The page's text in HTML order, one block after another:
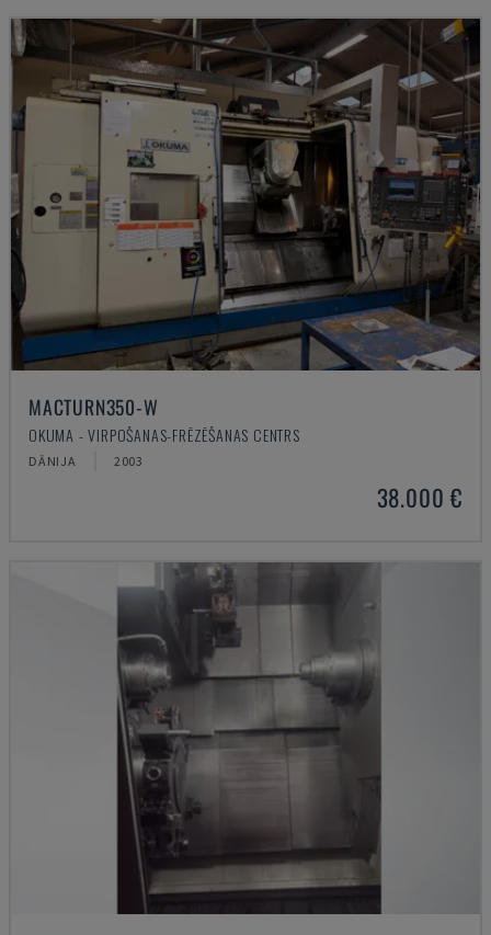
MACTURN350-W
OKUMA - VIRPOŠANAS-FRĒZĒŠANAS CENTRS
DĀNIJA 2003
38.000 €